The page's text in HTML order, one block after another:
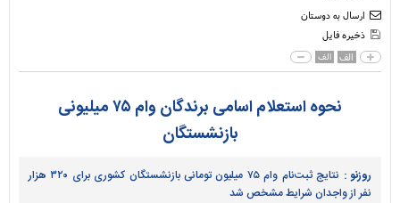
ارسال به دوستان
ذخیره فایل
الف الف
نحوه استعلام اسامی برندگان وام ۷۵ میلیونی
بازنشستگان
روزنو :
نتایج ثبت‌نام وام ۷۵ میلیون تومانی بازنشستگان کشوری برای ۳۲۰ هزار
نفر از واجدان شرایط مشخص شد